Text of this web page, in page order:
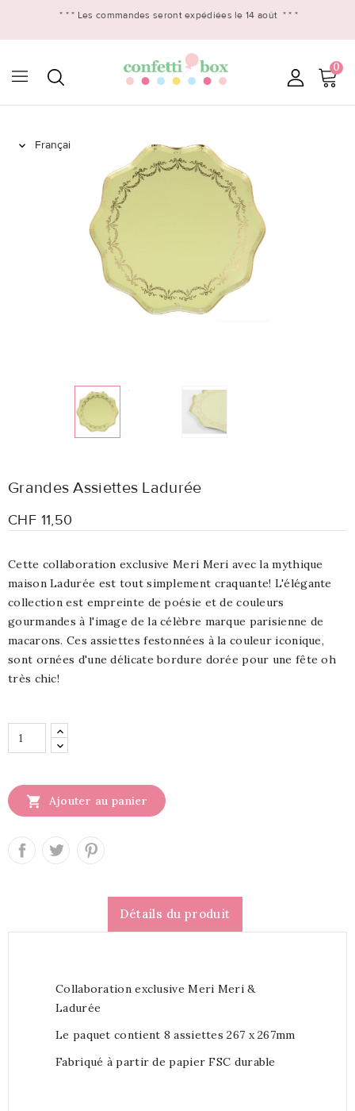
* * * Les commandes seront expédiées le 14 août * * *
0

Grandes Assiettes Ladurée
CHF 11,50
Cette collaboration exclusive Meri Meri avec la mythique
maison Ladurée est tout simplement craquante! L'élégante
collection est empreinte de poésie et de couleurs
gourmandes à l'image de la célèbre marque parisienne de
macarons. Ces assiettes festonnées à la couleur iconique,
sont ornées d'une délicate bordure dorée pour une fête oh
très chic!
 Ajouter au panier
Détails du produit
Collaboration exclusive Meri Meri &
Ladurée
Le paquet contient 8 assiettes 267 x 267mm
Fabriqué à partir de papier FSC durable